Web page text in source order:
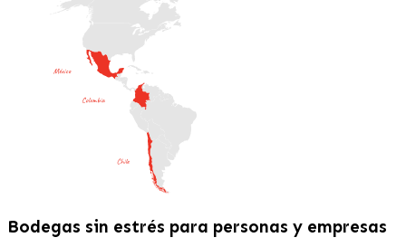
Bodegas sin estrés para personas y empresas